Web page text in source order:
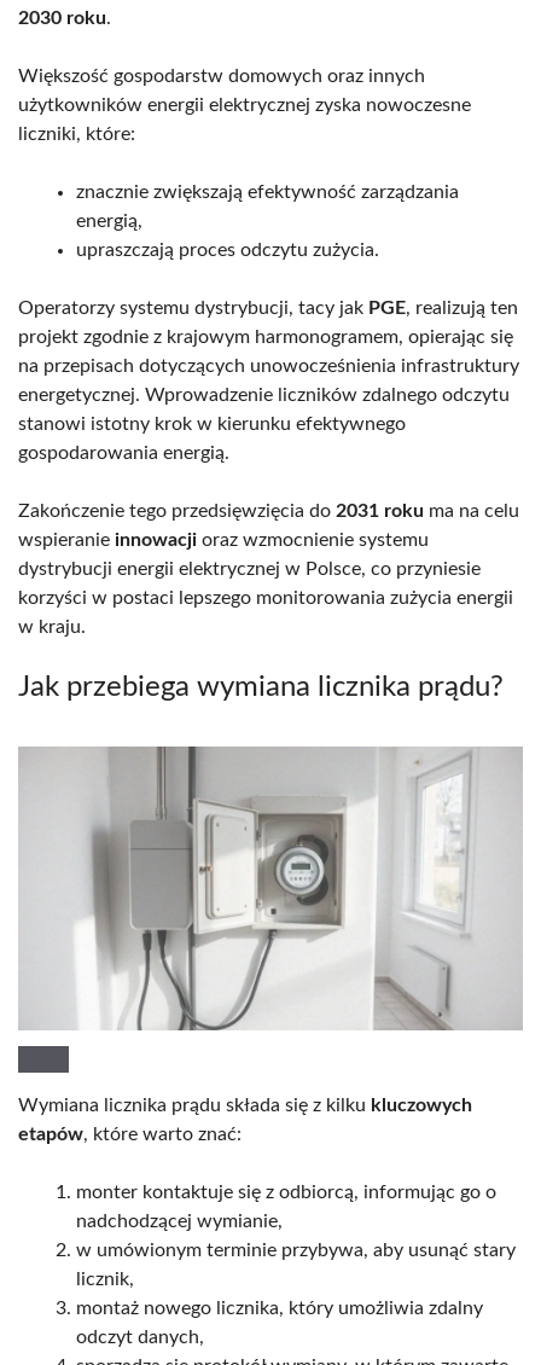
2030 roku.
Większość gospodarstw domowych oraz innych
użytkowników energii elektrycznej zyska nowoczesne
liczniki, które:
znacznie zwiększają efektywność zarządzania
energią,
upraszczają proces odczytu zużycia.
Operatorzy systemu dystrybucji, tacy jak PGE, realizują ten
projekt zgodnie z krajowym harmonogramem, opierając się
na przepisach dotyczących unowocześnienia infrastruktury
energetycznej. Wprowadzenie liczników zdalnego odczytu
stanowi istotny krok w kierunku efektywnego
gospodarowania energią.
Zakończenie tego przedsięwzięcia do 2031 roku ma na celu
wspieranie innowacji oraz wzmocnienie systemu
dystrybucji energii elektrycznej w Polsce, co przyniesie
korzyści w postaci lepszego monitorowania zużycia energii
w kraju.
Jak przebiega wymiana licznika prądu?
Wymiana licznika prądu składa się z kilku kluczowych
etapów, które warto znać:
monter kontaktuje się z odbiorcą, informując go o
nadchodzącej wymianie,
w umówionym terminie przybywa, aby usunąć stary
licznik,
montaż nowego licznika, który umożliwia zdalny
odczyt danych,